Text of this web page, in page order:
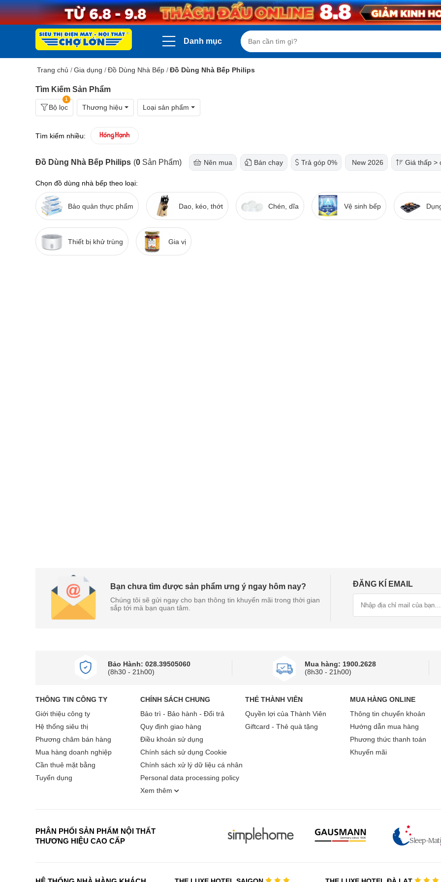
Danh mục
Trang chủ /Gia dụng /Đồ Dùng Nhà Bếp /Đồ Dùng Nhà Bếp Philips
Tìm Kiếm Sản Phẩm
Bộ lọc
1
Thương hiệu Loại sản phẩm
Tìm kiếm nhiều:
Đồ Dùng Nhà Bếp Philips (0 Sản Phẩm) Nên mua Bán chạy Trả góp 0% New 2026 Giá thấp >
Chọn đồ dùng nhà bếp theo loại:
Bảo quản thực phẩm Dao, kéo, thớt Chén, dĩa Vệ sinh bếp
Thiết bị khử trùng Gia vị
Bạn chưa tìm được sản phẩm ưng ý ngay hôm nay?
Chúng tôi sẽ gửi ngay cho bạn thông tin khuyến mãi trong thời gian
sắp tới mà bạn quan tâm.
ĐĂNG KÍ EMAIL
Bảo Hành: 028.39505060
(8h30 - 21h00)
Mua hàng: 1900.2628
(8h30 - 21h00)
THÔNG TIN CÔNG TY
Giới thiệu công ty
Hệ thống siêu thị
Phương châm bán hàng
Mua hàng doanh nghiệp
Cần thuê mặt bằng
Tuyển dụng
CHÍNH SÁCH CHUNG
Bảo trì - Bảo hành - Đổi trả
Quy định giao hàng
Điều khoản sử dụng
Chính sách sử dụng Cookie
Chính sách xử lý dữ liệu cá nhân
Personal data processing policy
Xem thêm
THẺ THÀNH VIÊN
Quyền lợi của Thành Viên
Giftcard - Thẻ quà tặng
MUA HÀNG ONLINE
Thông tin chuyển khoản
Hướng dẫn mua hàng
Phương thức thanh toán
Khuyến mãi
PHÂN PHỐI SẢN PHẨM NỘI THẤT
THƯƠNG HIỆU CAO CẤP